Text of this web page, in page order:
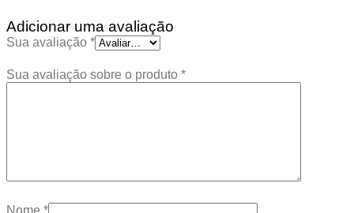
Adicionar uma avaliação
Sua avaliação *
Sua avaliação sobre o produto *
Nome *